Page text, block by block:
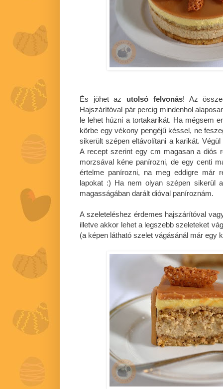
És jöhet az utolsó felvonás! Az
Hajszárítóval pár percig mindenhol
le lehet húzni a tortakarikát. Ha mégsem
körbe egy vékony pengéjű késsel, ne
sikerült szépen eltávolítani a karikát.
A recept szerint egy cm magasan a diós
morzsával kéne panírozni, de egy centi
értelme panírozni, na meg eddigre már
lapokat :) Ha nem olyan szépen sikerül
magasságában darált dióval paníroznám.
A szeleteléshez érdemes hajszárítóval
illetve akkor lehet a legszebb szeleteket
(a képen látható szelet vágásánál már egy